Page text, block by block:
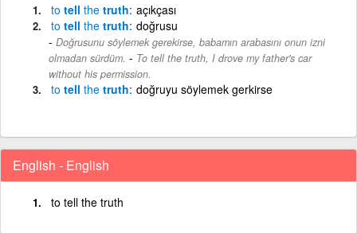
to tell the truth açıkçası
to tell the truth doğrusu
Doğrusunu söylemek gerekirse, babamın arabasını onun izni
olmadan sürdüm. - To tell the truth, I drove my father's car
without his permission.
to tell the truth doğruyu söylemek gerkirse
English - English
to tell the truth